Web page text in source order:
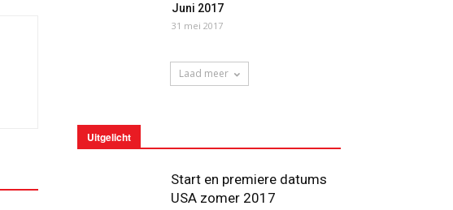
Juni 2017
31 mei 2017
Laad meer
Uitgelicht
Start en premiere datums
USA zomer 2017